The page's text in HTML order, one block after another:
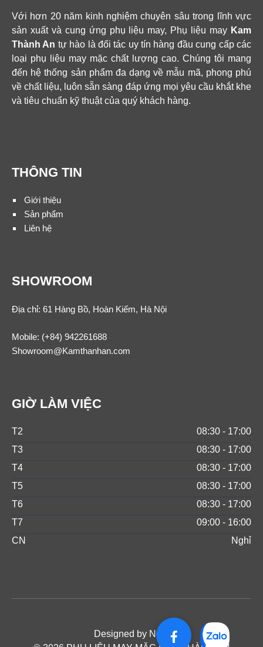
Với hơn 20 năm kinh nghiệm chuyên sâu trong lĩnh vực
sản xuất và cung ứng phụ liệu may, Phụ liệu may Kam
Thành An tự hào là đối tác uy tín hàng đầu cung cấp các
loại phụ liệu may mặc chất lượng cao. Chúng tôi mang
đến hệ thống sản phẩm đa dạng về mẫu mã, phong phú
về chất liệu, luôn sẵn sàng đáp ứng mọi yêu cầu khắt khe
và tiêu chuẩn kỹ thuật của quý khách hàng.
THÔNG TIN
Giới thiệu
Sản phẩm
Liên hệ
SHOWROOM
Địa chỉ: 61 Hàng Bồ, Hoàn Kiếm, Hà Nội
Mobile: (+84) 942261688
Showroom@Kamthanhan.com
GIỜ LÀM VIỆC
T2
08:30 - 17:00
T3
08:30 - 17:00
T4
08:30 - 17:00
T5
08:30 - 17:00
T6
08:30 - 17:00
T7
09:00 - 16:00
CN
Nghỉ
Designed by NOS